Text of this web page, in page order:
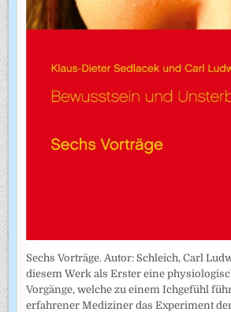
Sechs Vorträge. Autor: Schleich, Carl
diesem Werk als Erster eine
Vorgänge, welche zu einem Ichgefühl
erfahrener Mediziner das Experiment